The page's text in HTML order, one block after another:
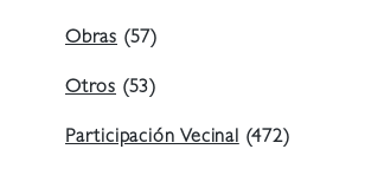
Obras (57)
Otros (53)
Participación Vecinal (472)